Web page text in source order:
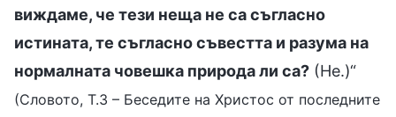
виждаме, че тези неща не са съгласно
истината, те съгласно съвестта и разума на
нормалната човешка природа ли са? (Не.)“
(Словото, Т.3 – Беседите на Христос от последните